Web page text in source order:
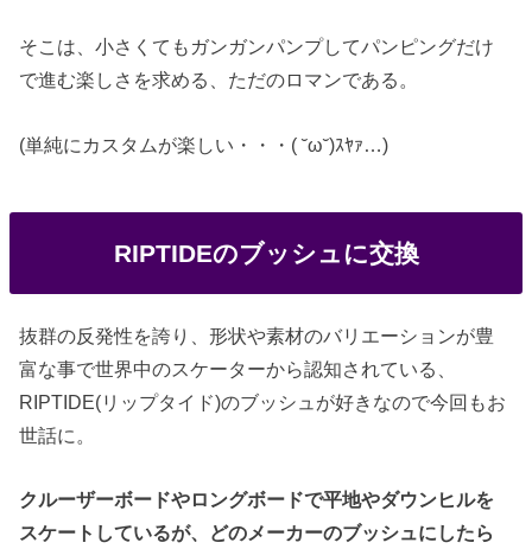
そこは、小さくてもガンガンパンプしてパンピングだけ
で進む楽しさを求める、ただのロマンである。
(単純にカスタムが楽しい・・・( ˘ω˘)ｽﾔｧ…)
RIPTIDEのブッシュに交換
抜群の反発性を誇り、形状や素材のバリエーションが豊
富な事で世界中のスケーターから認知されている、
RIPTIDE(リップタイド)のブッシュが好きなので今回もお
世話に。
クルーザーボードやロングボードで平地やダウンヒルを
スケートしているが、どのメーカーのブッシュにしたら